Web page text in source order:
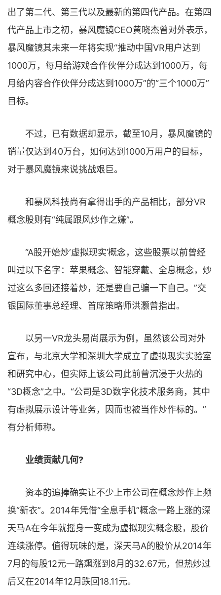
出了第二代、第三代以及最新的第四代产品。在第四
代产品上市之初，暴风魔镜CEO黄晓杰曾对外表示，
暴风魔镜其未来一年将实现“推动中国VR用户达到
1000万，每月给游戏合作伙伴分成达到1000万，每
月给内容合作伙伴分成达到1000万”的“三个1000万”
目标。
不过，已有数据却显示，截至10月，暴风魔镜的
销量仅达到40万台，如何达到1000万用户的目标，
对于暴风魔镜来说挑战艰巨。
和暴风科技尚有拿得出手的产品相比，部分VR
概念股则有“纯属跟风炒作之嫌”。
“A股开始炒‘虚拟现实’概念，这些股票以前曾经
叫过以下名字：苹果概念、智能穿戴、全息概念，炒
过这么多回还接着炒，还是要自己骗一下自己。”交
银国际董事总经理、首席策略师洪灏曾指出。
以另一VR龙头易尚展示为例，虽然该公司对外
宣布，与北京大学和深圳大学成立了虚拟现实实验室
和研究中心，但实际上该公司此前曾沉浸于火热的
“3D概念”之中。“公司是3D数字化技术服务商，其中
有虚拟展示设计等业务，因而也被当作炒作标的。”
有分析师称。
业绩贡献几何?
资本的追捧确实让不少上市公司在概念炒作上频
换“新衣”。2014年凭借“全息手机”概念一路上涨的深
天马A在今年就摇身一变成为虚拟现实概念股，股价
连续涨停。值得玩味的是，深天马A的股价从2014年
7月的每股12元一路飙涨到8月的32.67元，但热炒过
后又在2014年12月跌回18.11元。